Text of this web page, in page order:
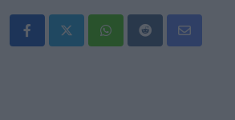
WhatsappRedditShare